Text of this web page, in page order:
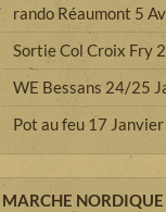
rando Réaumont 5
Sortie Col Croix Fry
WE Bessans 24/25
Pot au feu 17 Janvier
MARCHE NORDIQUE